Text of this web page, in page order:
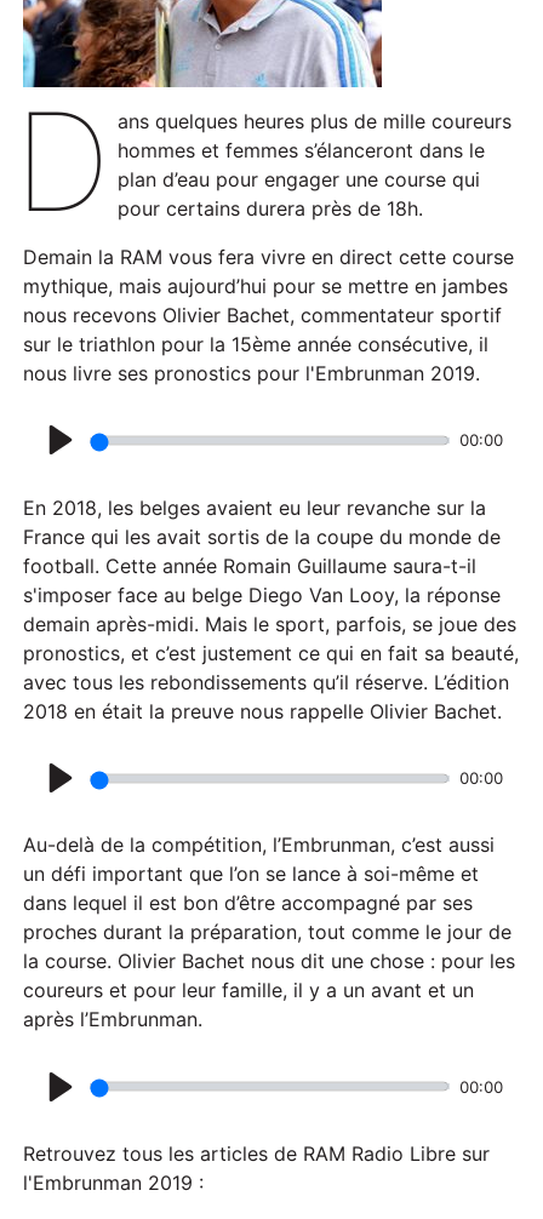
D
ans quelques heures plus de mille coureurs
hommes et femmes s’élanceront dans le
plan d’eau pour engager une course qui
pour certains durera près de 18h.
Demain la RAM vous fera vivre en direct cette course
mythique, mais aujourd’hui pour se mettre en jambes
nous recevons Olivier Bachet, commentateur sportif
sur le triathlon pour la 15ème année consécutive, il
nous livre ses pronostics pour l'Embrunman 2019.
l
a
y
00:00
En 2018, les belges avaient eu leur revanche sur la
France qui les avait sortis de la coupe du monde de
football. Cette année Romain Guillaume saura-t-il
s'imposer face au belge Diego Van Looy, la réponse
demain après-midi. Mais le sport, parfois, se joue des
pronostics, et c’est justement ce qui en fait sa beauté,
avec tous les rebondissements qu’il réserve. L’édition
2018 en était la preuve nous rappelle Olivier Bachet.
l
a
y
00:00
Au-delà de la compétition, l’Embrunman, c’est aussi
un défi important que l’on se lance à soi-même et
dans lequel il est bon d’être accompagné par ses
proches durant la préparation, tout comme le jour de
la course. Olivier Bachet nous dit une chose : pour les
coureurs et pour leur famille, il y a un avant et un
après l’Embrunman.
l
a
00:00
Retrouvez tous les articles de RAM Radio Libre sur
l'Embrunman 2019 :